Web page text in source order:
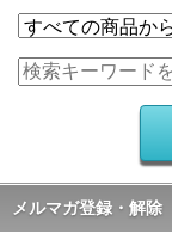
メルマガ登録・解除